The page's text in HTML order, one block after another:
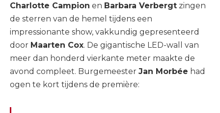
Charlotte Campion en Barbara Verbergt zingen
de sterren van de hemel tijdens een
impressionante show, vakkundig gepresenteerd
door Maarten Cox. De gigantische LED-wall van
meer dan honderd vierkante meter maakte de
avond compleet. Burgemeester Jan Morbée had
ogen te kort tijdens de première: